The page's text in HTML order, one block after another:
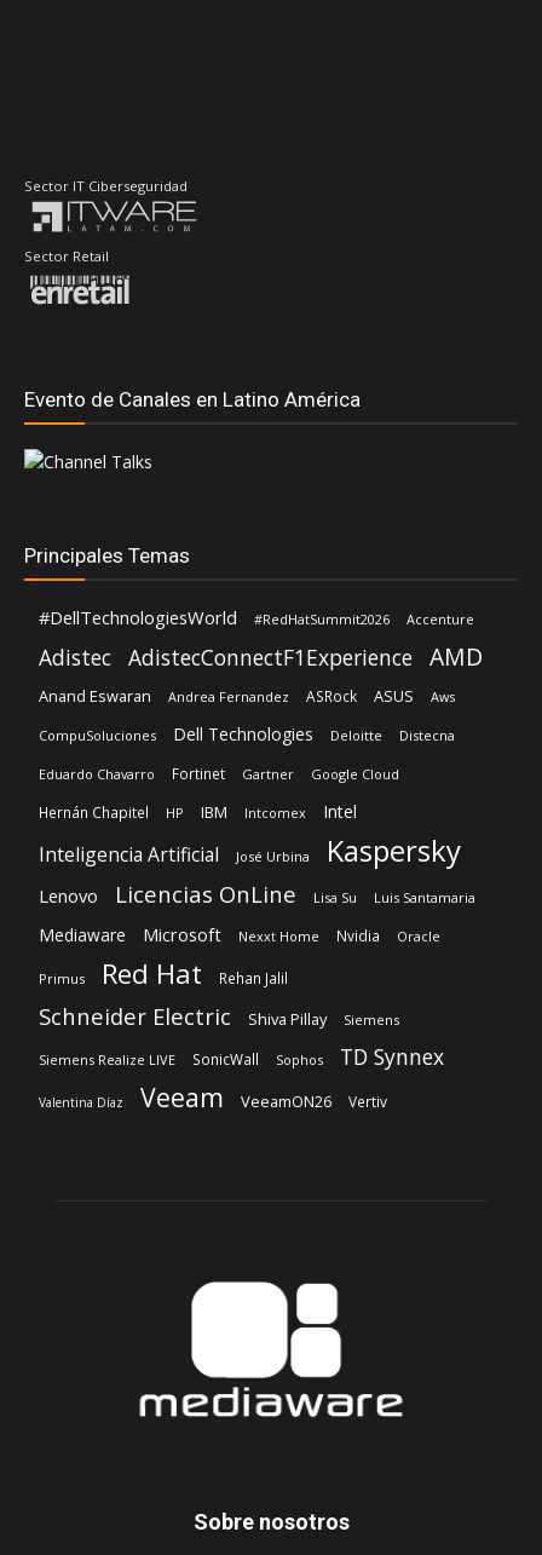
Sector IT Ciberseguridad
Sector Retail
Evento de Canales en Latino América
Principales Temas
#DellTechnologiesWorld #RedHatSummit2026 Accenture
Adistec AdistecConnectF1Experience AMD
Anand Eswaran Andrea Fernandez ASRock ASUS Aws
CompuSoluciones Dell Technologies Deloitte Distecna
Eduardo Chavarro Fortinet Gartner Google Cloud
Hernán Chapitel HP IBM Intcomex Intel
Inteligencia Artificial José Urbina Kaspersky
Lenovo Licencias OnLine Lisa Su Luis Santamaria
Mediaware Microsoft Nexxt Home Nvidia Oracle
Primus Red Hat Rehan Jalil
Schneider Electric Shiva Pillay Siemens
Siemens Realize LIVE SonicWall Sophos TD Synnex
Valentina Díaz Veeam VeeamON26 Vertiv
Sobre nosotros